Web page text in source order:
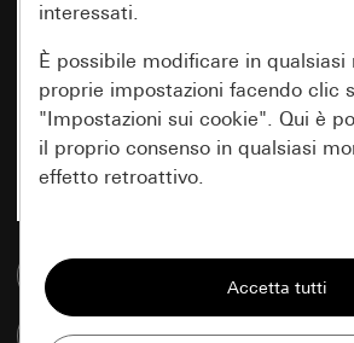
Confronta articoli
interessati.
È possibile modificare in qualsiasi
proprie impostazioni facendo clic
"Impostazioni sui cookie". Qui è
il proprio consenso in qualsiasi
effetto retroattivo.
Tutti i cookie necessari per poter
pagina.